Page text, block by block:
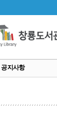
공지사항